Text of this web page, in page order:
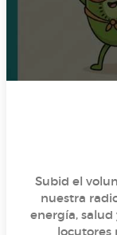
¡Subid el
nuestra
energía, salud y mucha poesía.
locutores